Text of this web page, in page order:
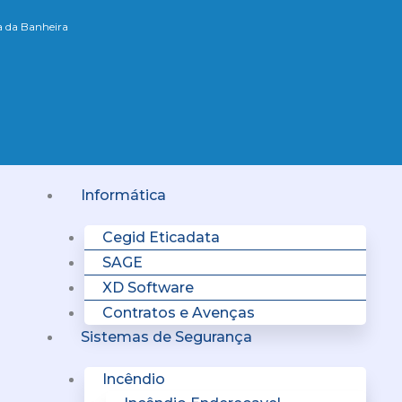
da Banheira
Informática
Cegid Eticadata
SAGE
XD Software
Contratos e Avenças
Sistemas de Segurança
Incêndio
Menu